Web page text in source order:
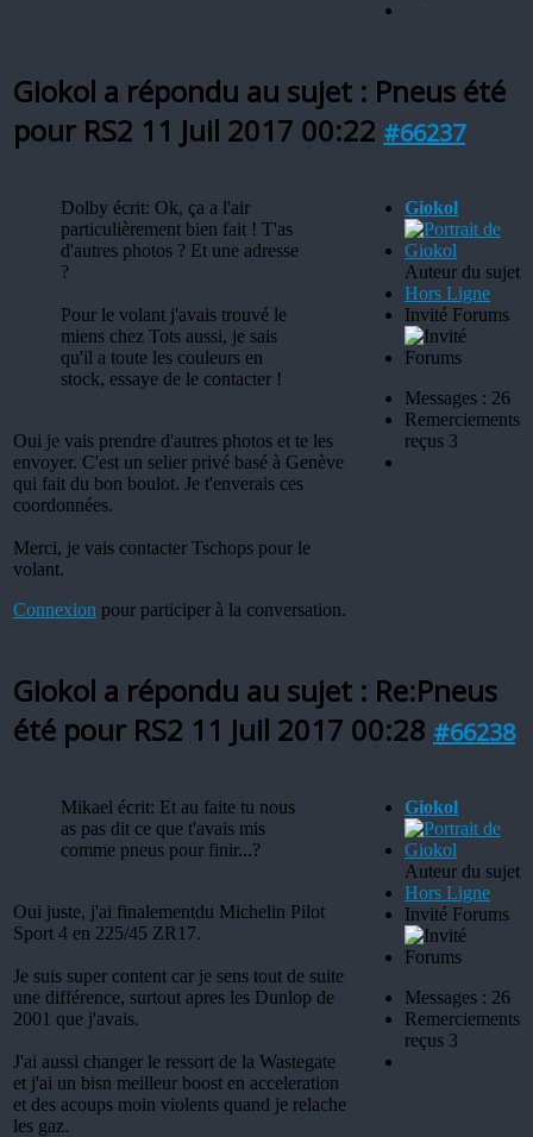
Giokol a répondu au sujet : Pneus été
pour RS2 11 Juil 2017 00:22 #66237
Dolby écrit: Ok, ça a l'air
particulièrement bien fait ! T'as
d'autres photos ? Et une adresse
?
Pour le volant j'avais trouvé le
miens chez Tots aussi, je sais
qu'il a toute les couleurs en
stock, essaye de le contacter !
Oui je vais prendre d'autres photos et te les
envoyer. C'est un selier privé basé à Genève
qui fait du bon boulot. Je t'enverais ces
coordonnées.
Merci, je vais contacter Tschops pour le
volant.
Connexion pour participer à la conversation.
Giokol
Auteur du sujet
Hors Ligne
Invité Forums
Messages : 26
Remerciements
reçus 3
Giokol a répondu au sujet : Re:Pneus
été pour RS2 11 Juil 2017 00:28 #66238
Mikael écrit: Et au faite tu nous
as pas dit ce que t'avais mis
comme pneus pour finir...?
Oui juste, j'ai finalementdu Michelin Pilot
Sport 4 en 225/45 ZR17.
Je suis super content car je sens tout de suite
une différence, surtout apres les Dunlop de
2001 que j'avais.
J'ai aussi changer le ressort de la Wastegate
et j'ai un bisn meilleur boost en acceleration
et des acoups moin violents quand je relache
les gaz.
Giokol
Auteur du sujet
Hors Ligne
Invité Forums
Messages : 26
Remerciements
reçus 3